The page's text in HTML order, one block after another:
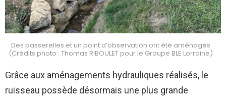
Des passerelles et un point d’observation ont été aménagés
(Crédits photo : Thomas RIBOULET pour le Groupe BLE Lorraine)
Grâce aux aménagements hydrauliques réalisés, le
ruisseau possède désormais une plus grande